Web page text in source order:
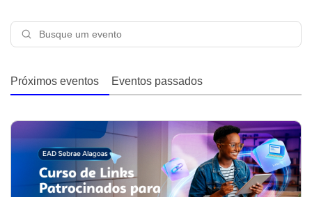
Próximos eventos Eventos passados